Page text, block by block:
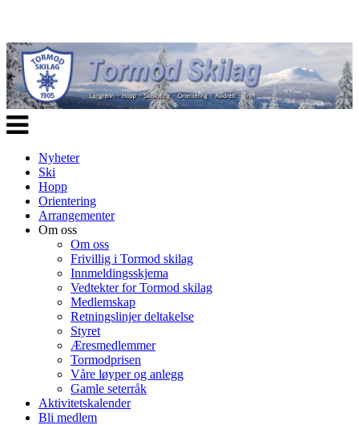
Veksle
navigasjon
Nyheter
Ski
Hopp
Orientering
Arrangementer
Om oss
Om oss
Frivillig i Tormod skilag
Innmeldingsskjema
Vedtekter for Tormod skilag
Medlemskap
Retningslinjer deltakelse
Styret
Æresmedlemmer
Tormodprisen
Våre løyper og anlegg
Gamle seterråk
Aktivitetskalender
Bli medlem